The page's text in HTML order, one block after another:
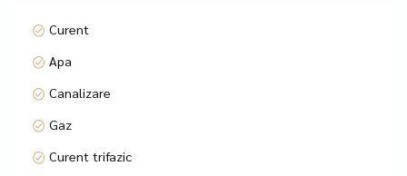
catre Profi supermaket,
și pietonal intens și de o vizibilitate foarte bună.
- Demisol - spatii de depozitare, camera tehnica
perioada indelungata
- Etajele 1, 2, 3 - 567 mp/etaj
Curent
Apa
Canalizare
Gaz
Curent trifazic